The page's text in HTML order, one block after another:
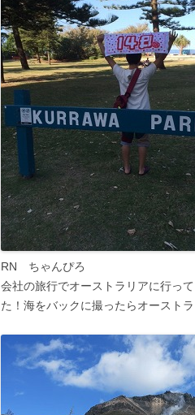
RN ちゃんぴろ
会社の旅行でオーストラリアに行っ
た！海をバックに撮ったらオースト